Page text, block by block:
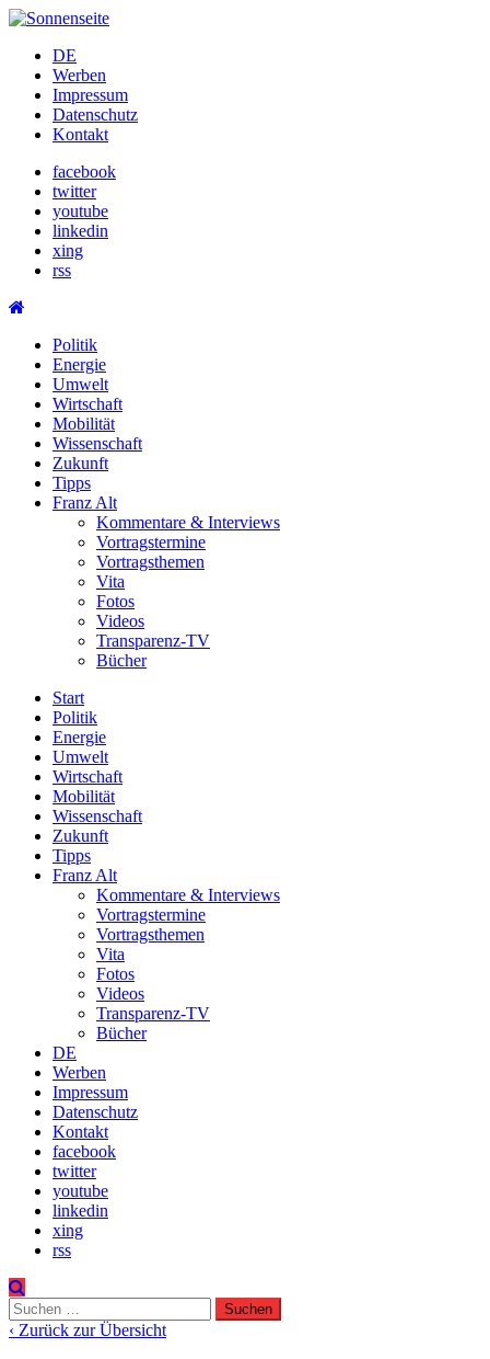
Skip
contentDE
Werben
Impressum
Datenschutz
Kontakt
facebook
twitter
youtube
linkedin
xing
rss
Politik
Energie
Umwelt
Wirtschaft
Mobilität
Wissenschaft
Zukunft
Tipps
Franz Alt
Kommentare & Interviews
Vortragstermine
Vortragsthemen
Vita
Fotos
Videos
Transparenz-TV
Bücher
Start
Politik
Energie
Umwelt
Wirtschaft
Mobilität
Wissenschaft
Zukunft
Tipps
Franz Alt
Kommentare & Interviews
Vortragstermine
Vortragsthemen
Vita
Fotos
Videos
Transparenz-TV
Bücher
DE
Werben
Impressum
Datenschutz
Kontakt
facebook
twitter
youtube
linkedin
xing
rss
Suchen
nach:
‹ Zurück zur Übersicht